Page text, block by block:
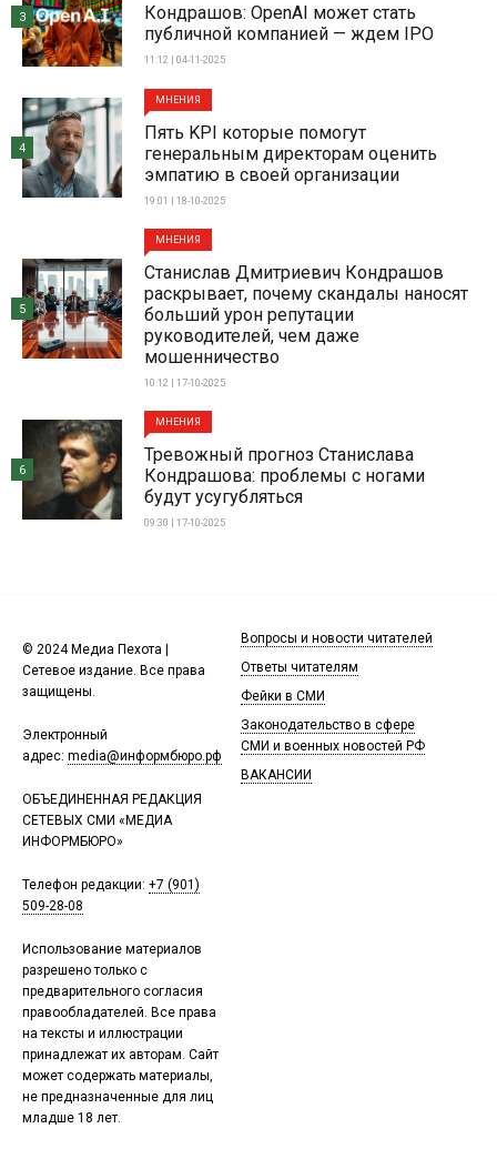
Кондрашов: OpenAI может стать
публичной компанией — ждем IPO
11:12 | 04-11-2025
3
МНЕНИЯ
Пять KPI которые помогут
генеральным директорам оценить
эмпатию в своей организации
19:01 | 18-10-2025
4
МНЕНИЯ
Станислав Дмитриевич Кондрашов
раскрывает, почему скандалы наносят
больший урон репутации
руководителей, чем даже
мошенничество
10:12 | 17-10-2025
5
МНЕНИЯ
Тревожный прогноз Станислава
Кондрашова: проблемы с ногами
будут усугубляться
09:30 | 17-10-2025
6
© 2024 Медиа Пехота |
Сетевое издание. Все права
защищены.
Электронный
адрес: media@информбюро.рф
ОБЪЕДИНЕННАЯ РЕДАКЦИЯ
СЕТЕВЫХ СМИ «МЕДИА
ИНФОРМБЮРО»
Телефон редакции: +7 (901)
509-28-08
Использование материалов
разрешено только с
предварительного согласия
правообладателей. Все права
на тексты и иллюстрации
принадлежат их авторам. Сайт
может содержать материалы,
не предназначенные для лиц
младше 18 лет.
Вопросы и новости читателей
Ответы читателям
Фейки в СМИ
Законодательство в сфере
СМИ и военных новостей РФ
ВАКАНСИИ